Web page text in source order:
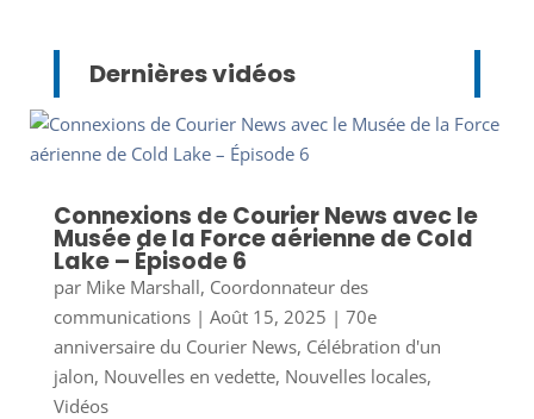
Dernières vidéos
Connexions de Courier News avec le
Musée de la Force aérienne de Cold
Lake – Épisode 6
par Mike Marshall, Coordonnateur des
communications| Août 15, 2025 | 70e
anniversaire du Courier News, Célébration d'un
jalon, Nouvelles en vedette, Nouvelles locales,
Vidéos